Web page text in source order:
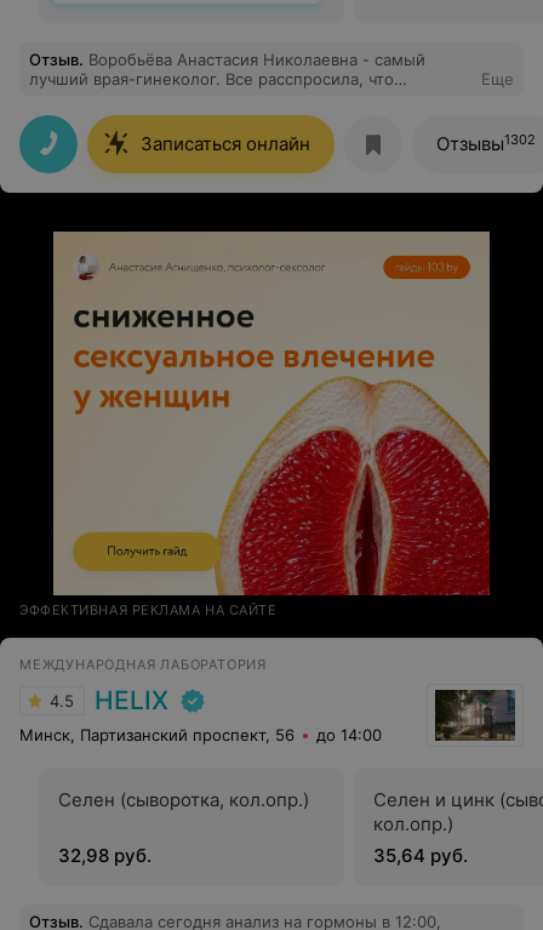
Отзыв. Воробьёва Анастасия Николаевна - самый
лучший врая-гинеколог. Все расспросила, что
осмотр и взятие мазков. Решила лично для себя, что
буду обращаться только к ней. Всем советую
Еще
Записаться онлайн Отзывы1302
ЭФФЕКТИВНАЯ РЕКЛАМА НА САЙТЕ
МЕЖДУНАРОДНАЯ ЛАБОРАТОРИЯ
4.5 HELIX
Минск, Партизанский проспект, 56 до 14:00
Селен (сыворотка, кол.опр.)
32,98 руб.
Селен и цинк
кол.опр.)
35,64 руб.
Отзыв. Сдавала сегодня анализ на гормоны в 12:00,